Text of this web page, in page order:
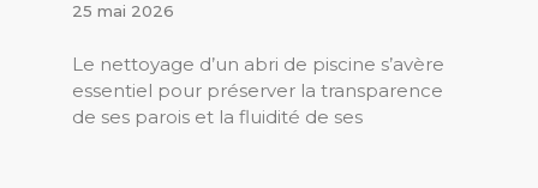
25 mai 2026
Le nettoyage d’un abri de piscine s’avère
essentiel pour préserver la transparence
de ses parois et la fluidité de ses